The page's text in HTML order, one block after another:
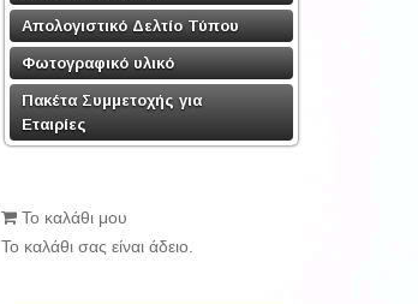
Απολογιστικό Δελτίο Τύπου
Φωτογραφικό υλικό
Πακέτα Συμμετοχής για
Εταιρίες
Το καλάθι μου
Το καλάθι σας είναι άδειο.